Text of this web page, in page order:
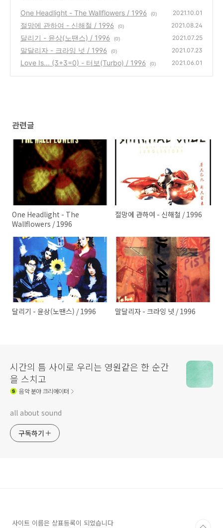
One Headlight - The Wallflowers / 1996 (0) 2021.10.01
절망에 관하여 - 신해철 / 1996 (0) 2021.08.24
달리기 - 윤상(노땐스) / 1996 (0) 2021.07.25
말달리자 - 크라잉 넛 / 1996 (0) 2021.07.23
Love Is... (3+3=0) - 터보(Turbo) / 1996 (0) 2021.06.01
관련글
One Headlight - The
Wallflowers / 1996
절망에 관하여 - 신해철 / 1996
달리기 - 윤상(노땐스) / 1996 말달리자 - 크라잉 넛 / 1996
시간의 틈 사이로 우리는 영원같은 한 순간
을 스치고
음악분야 크리에이터
all about sound
구독하기
사이트 이름은 상표등록이 되었습니다